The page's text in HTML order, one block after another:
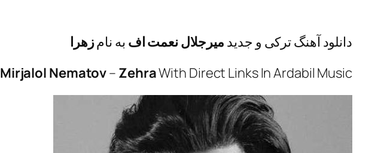
دانلود آهنگ ترکی و جدید میرجلال نعمت اف به نامزهرا
Mirjalol Nematov– ZehraWith Direct Links In Ardabil Music